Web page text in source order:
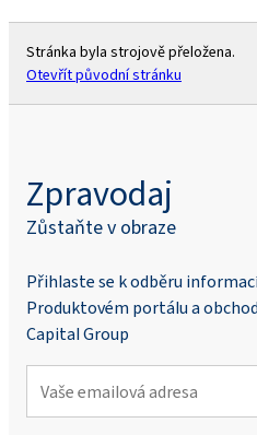
Stránka byla strojově přeložena.
Otevřít původní stránku
Zpravodaj
Zůstaňte v obraze
Přihlaste se k odběru
Produktovém portálu a
Capital Group